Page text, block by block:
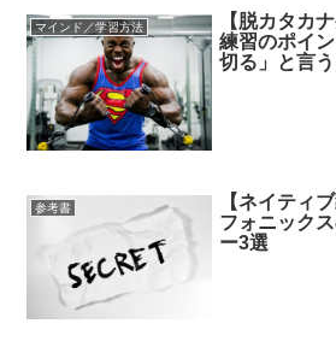
マインド／学習方法
【脱カタカ
練習のポイ
切る」と言う
参考書
【ネイティ
フォニック
ー3選